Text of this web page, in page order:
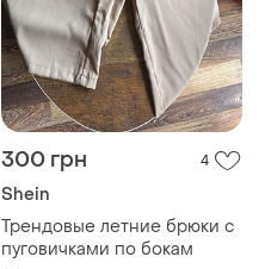
300 грн 4
Shein
Трендовые летние брюки с
пуговичками по бокам